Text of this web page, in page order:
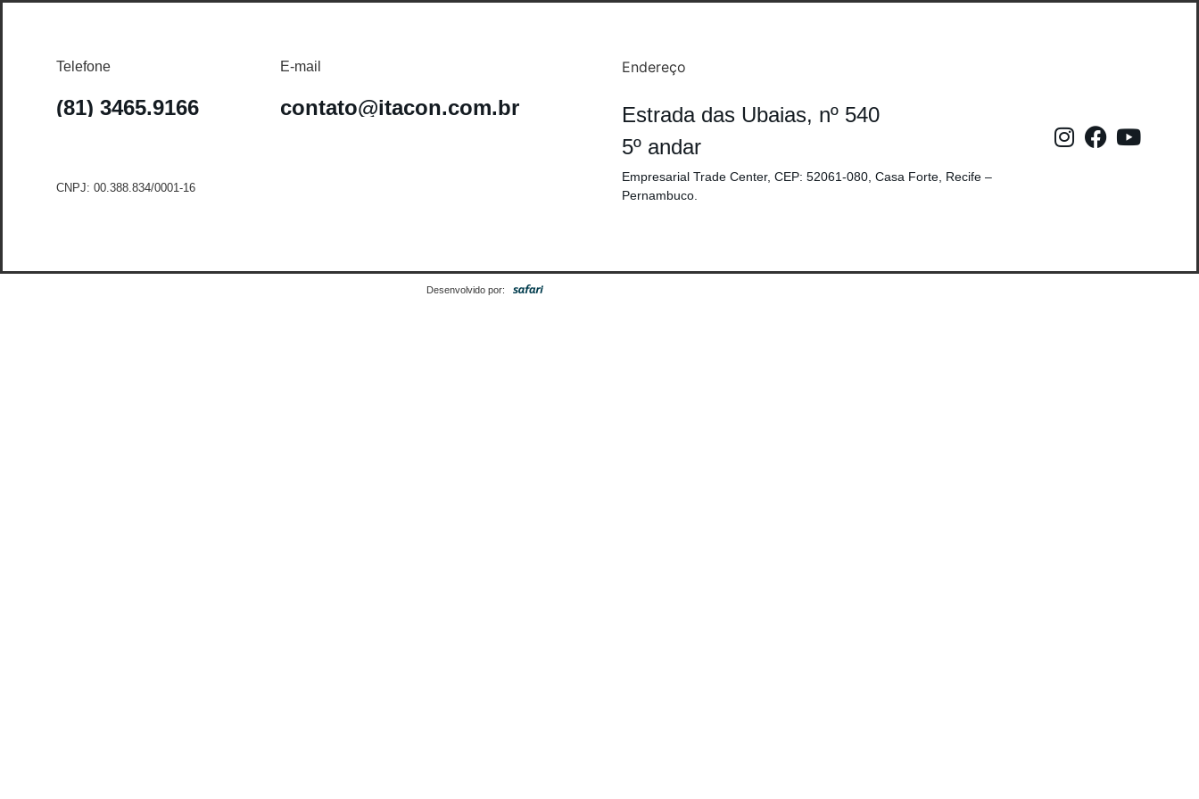
Telefone
(81) 3465.9166
CNPJ: 00.388.834/0001-16
E-mail
contato@itacon.com.br
Endereço
Estrada das Ubaias, nº 540
5º andar
Empresarial Trade Center, CEP: 52061-080, Casa Forte, Recife –
Pernambuco.
Desenvolvido por: